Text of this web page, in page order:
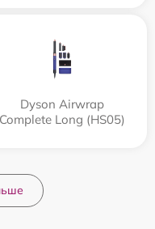
Dyson Airwrap
Complete Long (HS05)